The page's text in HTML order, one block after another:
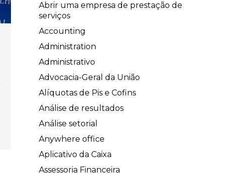
Abrir uma empresa de prestação de
serviços
Accounting
Administration
Administrativo
Advocacia-Geral da União
Alíquotas de Pis e Cofins
Análise de resultados
Análise setorial
Anywhere office
Aplicativo da Caixa
Assessoria Financeira